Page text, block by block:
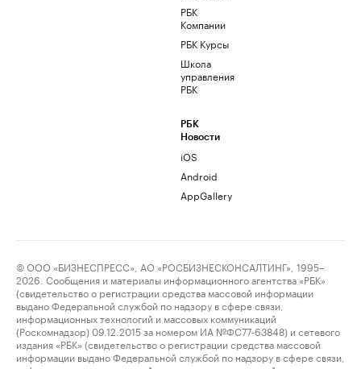
РБК
Компании
РБК Курсы
Школа
управления
РБК
РБК
Новости
iOS
Android
AppGallery
© ООО «БИЗНЕСПРЕСС», АО «РОСБИЗНЕСКОНСАЛТИНГ», 1995–
2026. Сообщения и материалы информационного агентства «РБК»
(свидетельство о регистрации средства массовой информации
выдано Федеральной службой по надзору в сфере связи,
информационных технологий и массовых коммуникаций
(Роскомнадзор) 09.12.2015 за номером ИА №ФС77-63848) и сетевого
издания «РБК» (свидетельство о регистрации средства массовой
информации выдано Федеральной службой по надзору в сфере связи,